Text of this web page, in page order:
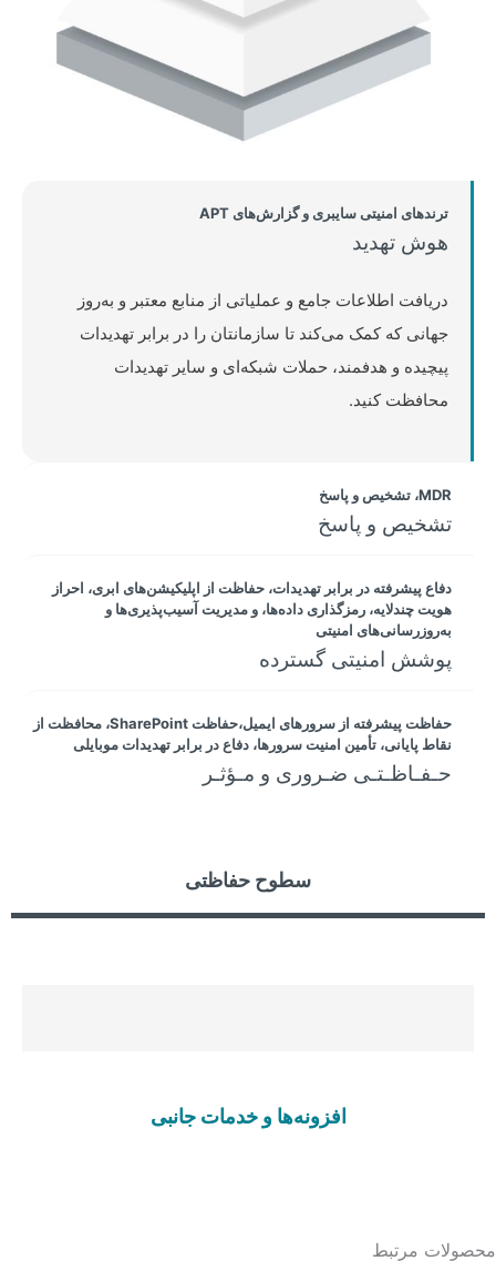
ترندهای امنیتی سایبری و گزارش‌های APT
هوش تهدید
دریافت اطلاعات جامع و عملیاتی از منابع معتبر و به‌روز
جهانی که کمک می‌کند تا سازمانتان را در برابر تهدیدات
پیچیده و هدفمند، حملات شبکه‌ای و سایر تهدیدات
محافظت کنید.
MDR، تشخیص و پاسخ
تشخیص و پاسخ
دفاع پیشرفته در برابر تهدیدات، حفاظت از اپلیکیشن‌های ابری، احراز
هویت چندلایه، رمزگذاری داده‌ها، و مدیریت آسیب‌پذیری‌ها و
به‌روزرسانی‌های امنیتی
پوشش امنیتی گسترده
حفاظت پیشرفته از سرورهای ایمیل،حفاظت SharePoint، محافظت از
نقاط پایانی، تأمین امنیت سرورها، دفاع در برابر تهدیدات موبایلی
حـفـاظـتـی ضـروری و مـؤثـر
سطوح حفاظتی
افزونه‌ها و خدمات جانبی
محصولات مرتبط